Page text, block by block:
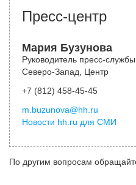
Пресс-центр
Мария Бузунова
Руководитель пресс-
Северо-Запад, Центр
+7 (812) 458-45-45
m.buzunova@hh.ru
Новости hh.ru для СМИ
По другим вопросам